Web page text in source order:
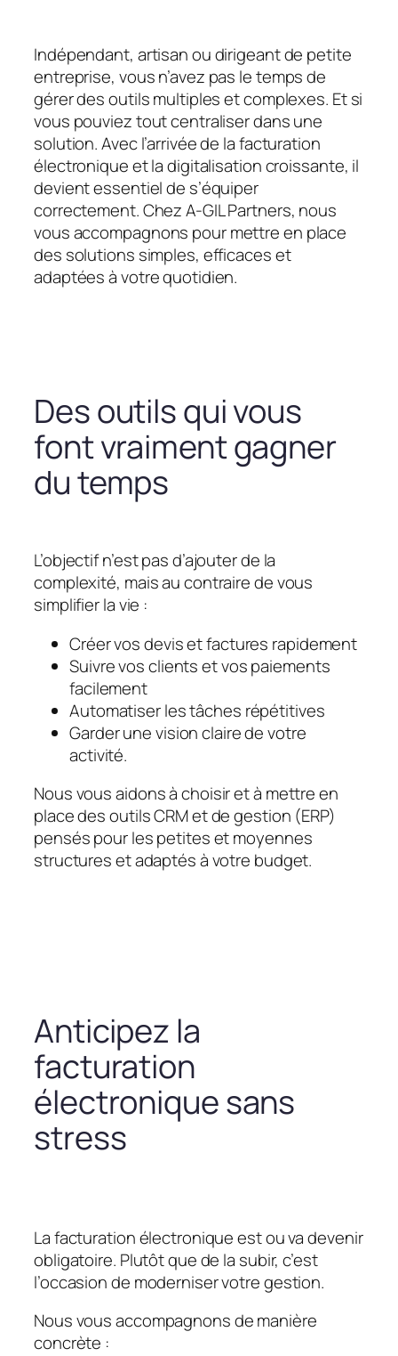
Indépendant, artisan ou dirigeant de petite
entreprise, vous n’avez pas le temps de
gérer des outils multiples et complexes. Et si
vous pouviez tout centraliser dans une
solution. Avec l’arrivée de la facturation
électronique et la digitalisation croissante, il
devient essentiel de s’équiper
correctement. Chez A-GIL Partners, nous
vous accompagnons pour mettre en place
des solutions simples, efficaces et
adaptées à votre quotidien.
Des outils qui vous
font vraiment gagner
du temps
L’objectif n’est pas d’ajouter de la
complexité, mais au contraire de vous
simplifier la vie :
Créer vos devis et factures rapidement
Suivre vos clients et vos paiements
facilement
Automatiser les tâches répétitives
Garder une vision claire de votre
activité.
Nous vous aidons à choisir et à mettre en
place des outils CRM et de gestion (ERP)
pensés pour les petites et moyennes
structures et adaptés à votre budget.
Anticipez la
facturation
électronique sans
stress
La facturation électronique est ou va devenir
obligatoire. Plutôt que de la subir, c’est
l’occasion de moderniser votre gestion.
Nous vous accompagnons de manière
concrète :